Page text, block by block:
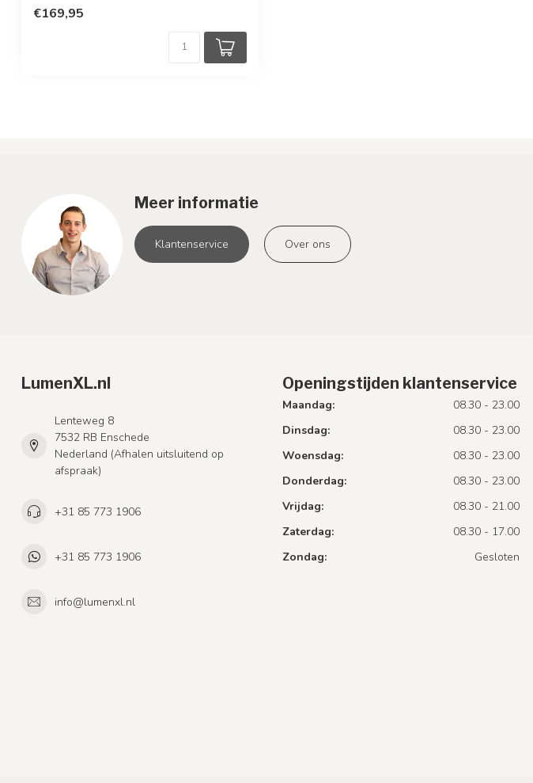
€169,95
Meer informatie
Klantenservice Over ons
LumenXL.nl
Lenteweg 8
7532 RB Enschede
Nederland (Afhalen uitsluitend op
afspraak)
+31 85 773 1906
+31 85 773 1906
info@lumenxl.nl
Openingstijden klantenservice
Maandag:
08.30 - 23.00
Dinsdag:
08.30 - 23.00
Woensdag:
08.30 - 23.00
Donderdag:
08.30 - 23.00
Vrijdag:
08.30 - 21.00
Zaterdag:
08.30 - 17.00
Zondag:
Gesloten